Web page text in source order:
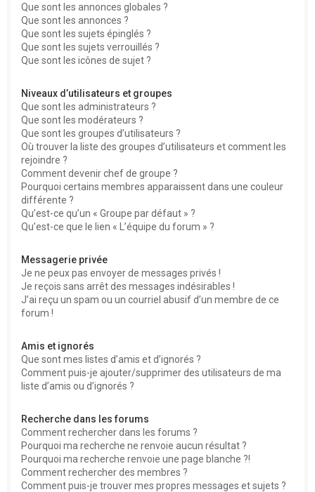
Que sont les annonces globales ?
Que sont les annonces ?
Que sont les sujets épinglés ?
Que sont les sujets verrouillés ?
Que sont les icônes de sujet ?
Niveaux d’utilisateurs et groupes
Que sont les administrateurs ?
Que sont les modérateurs ?
Que sont les groupes d’utilisateurs ?
Où trouver la liste des groupes d’utilisateurs et comment les
rejoindre ?
Comment devenir chef de groupe ?
Pourquoi certains membres apparaissent dans une couleur
différente ?
Qu’est-ce qu’un « Groupe par défaut » ?
Qu’est-ce que le lien « L’équipe du forum » ?
Messagerie privée
Je ne peux pas envoyer de messages privés !
Je reçois sans arrêt des messages indésirables !
J’ai reçu un spam ou un courriel abusif d’un membre de ce
forum !
Amis et ignorés
Que sont mes listes d’amis et d’ignorés ?
Comment puis-je ajouter/supprimer des utilisateurs de ma
liste d’amis ou d’ignorés ?
Recherche dans les forums
Comment rechercher dans les forums ?
Pourquoi ma recherche ne renvoie aucun résultat ?
Pourquoi ma recherche renvoie une page blanche ?!
Comment rechercher des membres ?
Comment puis-je trouver mes propres messages et sujets ?